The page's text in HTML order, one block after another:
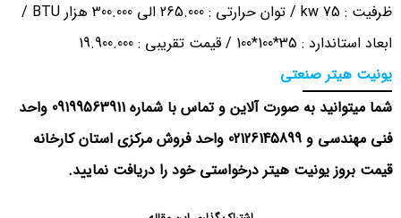
ظرفیت : 75 kw / توان حرارتی : 265.000 الی 300.000 هزار BTU /
ابعاد استاندارد : 35*100*100 / قیمت تقریبی : 19.900.000
یونیت هیتر صنعتی
شما میتوانید به صورت آلاین و تماس با شماره 09199563911 واحد
فنی مهندسی و 02126145899 واحد فروش مرکزی استان کارخانه
قیمت بروز یونیت هیتر درخواستی خود را دریافت نمایید.